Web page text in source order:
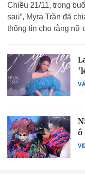
Chiều 21/11, trong
sau”, Myra Trần đã
thông tin cho rằng nữ
ô